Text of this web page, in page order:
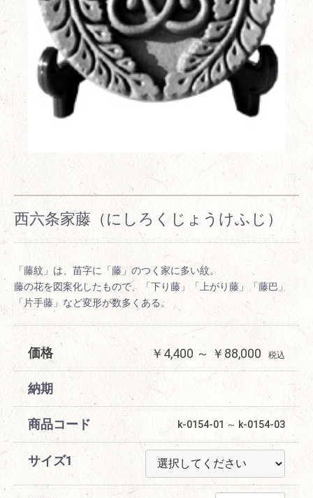
西六条家藤（にしろくじょうけふじ）
「藤紋」は、苗字に「藤」のつく家に多い紋。
藤の花を図案化したもので、「下り藤」「上がり藤」「藤巴」
「片手藤」など変形が数多くある。
価格 ￥4,400 ～ ￥88,000 税込
納期
商品コード k-0154-01 ～ k-0154-03
サイズ1